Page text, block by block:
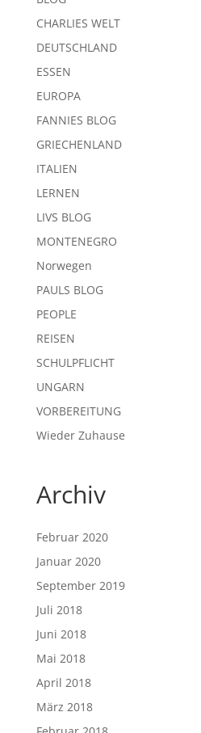
CHARLIES WELT
DEUTSCHLAND
ESSEN
EUROPA
FANNIES BLOG
GRIECHENLAND
ITALIEN
LERNEN
LIVS BLOG
MONTENEGRO
Norwegen
PAULS BLOG
PEOPLE
REISEN
SCHULPFLICHT
UNGARN
VORBEREITUNG
Wieder Zuhause
Archiv
Februar 2020
Januar 2020
September 2019
Juli 2018
Juni 2018
Mai 2018
April 2018
März 2018